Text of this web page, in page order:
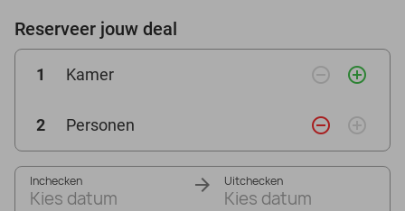
Reserveer jouw deal
1 Kamer remove_circle_outline add_circle_outline
2 Personen remove_circle_outline add_circle_outline
Inchecken
Kies datum
Uitchecken
Kies datum